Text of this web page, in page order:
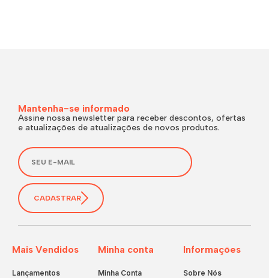
Mais Vendidos
Lançamentos
Minha conta
Minha Conta
Informações
Sobre Nós
Mantenha-se informado
Assine nossa newsletter para receber descontos, ofertas
e atualizações de atualizações de novos produtos.
CADASTRAR